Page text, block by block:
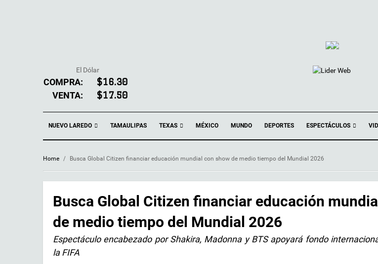
El Dólar
COMPRA: $16.30
VENTA: $17.50
NUEVO LAREDO TAMAULIPAS TEXAS MÉXICO MUNDO DEPORTES ESPECTÁCULOS
Home / Busca Global Citizen financiar educación mundial con show de medio tiempo del Mundial 2026
Busca Global Citizen financiar educación
de medio tiempo del Mundial 2026
Espectáculo encabezado por Shakira, Madonna y BTS apoyará fondo
la FIFA